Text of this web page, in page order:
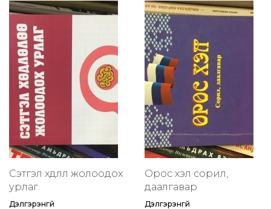
Сэтгэл хөдлөлөө жолоодох
урлаг
Дэлгэрэнгүй
Орос хэл сорил,
даалгавар
Дэлгэрэнгүй